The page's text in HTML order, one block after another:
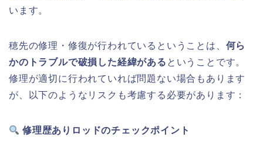
います。
穂先の修理・修復が行われているということは、 何ら
かのトラブルで破損した経緯がある ということです。
修理が適切に行われていれば問題ない場合もあります
が、以下のようなリスクも考慮する必要があります：
修理歴ありロッドのチェックポイント